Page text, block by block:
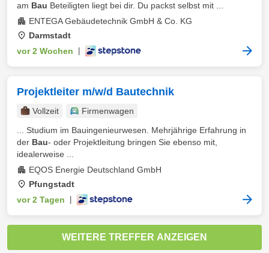
am Bau Beteiligten liegt bei dir. Du packst selbst mit ...
ENTEGA Gebäudetechnik GmbH & Co. KG
Darmstadt
vor 2 Wochen
Projektleiter m/w/d Bautechnik
Vollzeit
Firmenwagen
... Studium im Bauingenieurwesen. Mehrjährige Erfahrung in
der Bau- oder Projektleitung bringen Sie ebenso mit,
idealerweise ...
EQOS Energie Deutschland GmbH
Pfungstadt
vor 2 Tagen
WEITERE TREFFER ANZEIGEN